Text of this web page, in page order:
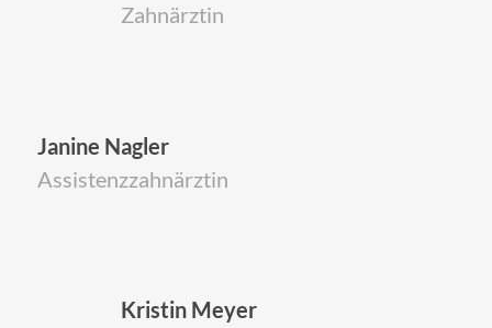
Zahnärztin
Janine Nagler
Assistenzzahnärztin
Kristin Meyer